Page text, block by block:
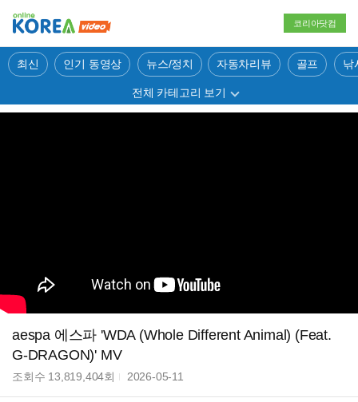
코리아닷컴
최신 인기 동영상 뉴스/정치 자동차리뷰 골프 낚
전체 카테고리 보기
aespa 에스파 'WDA (Whole Different Animal) (Feat.
G-DRAGON)' MV
조회수 13,819,404회 2026-05-11